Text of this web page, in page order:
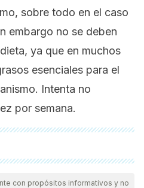
sobre todo en el caso
embargo no se deben
ya que en muchos
esenciales para el
Intenta no
por semana.
revisadas a profundidad por
su calidad, confiabilidad,
con propósitos informativos y no